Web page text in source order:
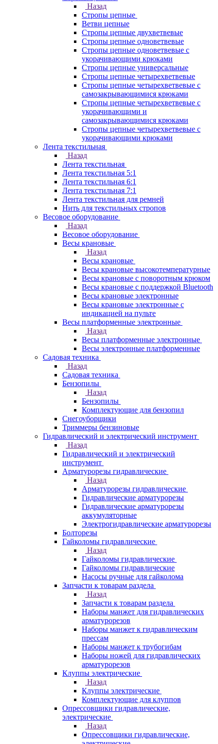
Назад
Стропы цепные
Ветви цепные
Стропы цепные двухветвевые
Стропы цепные одноветвевые
Стропы цепные одноветвевые с
укорачивающими крюками
Стропы цепные универсальные
Стропы цепные четырехветвевые
Стропы цепные четырехветвевые с
самозакрывающимися крюками
Стропы цепные четырехветвевые с
укорачивающими и
самозакрывающимися крюками
Стропы цепные четырехветвевые с
укорачивающими крюками
Лента текстильная
Назад
Лента текстильная
Лента текстильная 5:1
Лента текстильная 6:1
Лента текстильная 7:1
Лента текстильная для ремней
Нить для текстильных стропов
Весовое оборудование
Назад
Весовое оборудование
Весы крановые
Назад
Весы крановые
Весы крановые высокотемпературные
Весы крановые с поворотным крюком
Весы крановые с поддержкой Bluetooth
Весы крановые электронные
Весы крановые электронные с
индикацией на пульте
Весы платформенные электронные
Назад
Весы платформенные электронные
Весы электронные платформенные
Садовая техника
Назад
Садовая техника
Бензопилы
Назад
Бензопилы
Комплектующие для бензопил
Снегоуборщики
Триммеры бензиновые
Гидравлический и электрический инструмент
Назад
Гидравлический и электрический
инструмент
Арматурорезы гидравлические
Назад
Арматурорезы гидравлические
Гидравлические арматурорезы
Гидравлические арматурорезы
аккумуляторные
Электрогидравлические арматурорезы
Болторезы
Гайколомы гидравлические
Назад
Гайколомы гидравлические
Гайколомы гидравлические
Насосы ручные для гайколома
Запчасти к товарам раздела
Назад
Запчасти к товарам раздела
Наборы манжет для гидравлических
арматурорезов
Наборы манжет к гидравлическим
прессам
Наборы манжет к трубогибам
Наборы ножей для гидравлических
арматурорезов
Клуппы электрические
Назад
Клуппы электрические
Комплектующие для клуппов
Опрессовщики гидравлические,
электрические
Назад
Опрессовщики гидравлические,